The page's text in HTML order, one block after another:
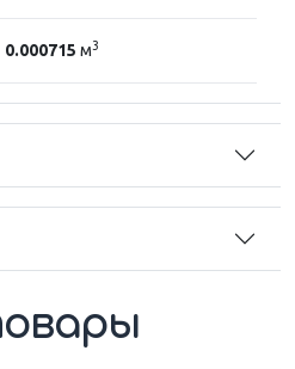
0.000715 м3